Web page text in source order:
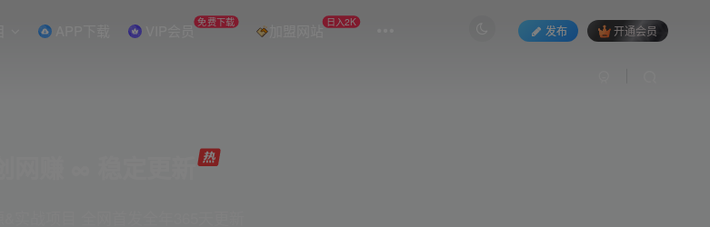
APP下载 VIP会员 免费下载 加盟网站 日入2K
发布 开通会员